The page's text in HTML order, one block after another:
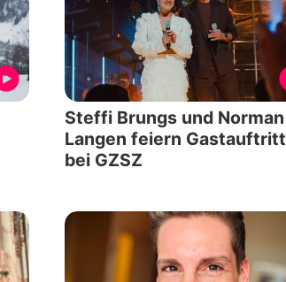
Steffi Brungs und Norman
Langen feiern Gastauftritt
bei GZSZ